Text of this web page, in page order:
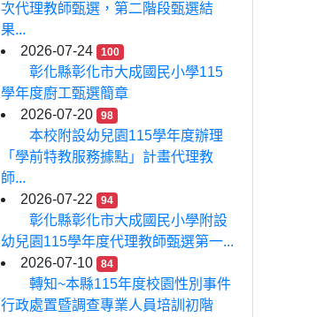
次代理教師甄選，第二階段甄選結
果...
2026-07-24
100
彰化縣彰化市大成國民小學115
學年度廚工甄選簡章
2026-07-20
98
本校附設幼兒園115學年度辦理
「學前特教服務據點」計畫代理教
師...
2026-07-22
94
彰化縣彰化市大成國民小學附設
幼兒園115學年度代理教師甄選第一...
2026-07-10
84
轉知~本縣115年度校園性別事件
行政處置暨調查專業人員培訓初階